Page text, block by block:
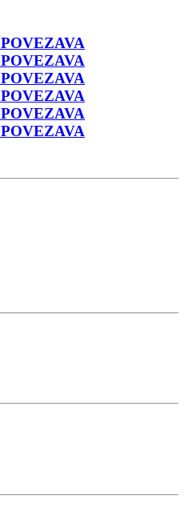
POVEZAVA
POVEZAVA
POVEZAVA
POVEZAVA
POVEZAVA
POVEZAVA